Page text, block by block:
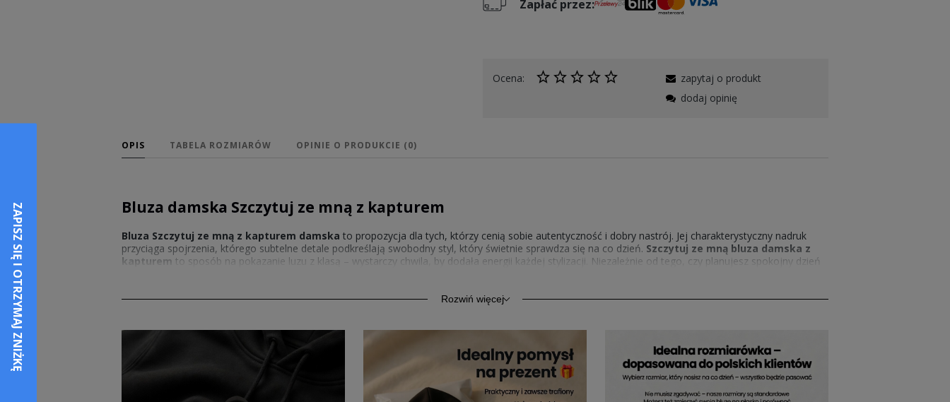
Zapłać przez:
Ocena:
zapytaj o produkt
dodaj opinię
OPIS TABELA ROZMIARÓW OPINIE O PRODUKCIE (0)
Bluza damska Szczytuj ze mną z kapturem
Bluza Szczytuj ze mną z kapturem damska to propozycja dla tych, którzy cenią sobie autentyczność i dobry nastrój. Jej charakterystyczny nadruk
przyciąga spojrzenia, którego subtelne detale podkreślają swobodny styl, który świetnie sprawdza się na co dzień. Szczytuj ze mną bluza damska z
kapturem to sposób na pokazanie luzu z klasą – wystarczy chwila, by dodała energii każdej stylizacji. Niezależnie od tego, czy planujesz spokojny dzień
Szczytuj ze mną bluza z kapturem damska
została stworzona z myślą o komforcie – miękka, przyjemna w dotyku i idealnie dopasowana do
codziennych potrzeb. Jej kaptur dodaje nie tylko praktyczności, ale i uroku, tworząc balans między swobodą a stylem. W tej odsłoniebluza z kapturem
damska Szczytuj ze mną
daje poczucie pewności siebie, niezależnie od okoliczności. To ubranie, które nie potrzebuje dodatków, by wyrażać
osobowość. Wystarczy odrobina luzu i dobry nastrój, a cały dzień nabiera przyjemnego rytmu. Dla tych, którzy cenią prostotę i wygodę w najlepszym
damska bluza Szczytuj ze mną z kapturemstanie się naturalnym wyborem – takim, po który sięga się z przyjemnością.
Rozwiń więcej